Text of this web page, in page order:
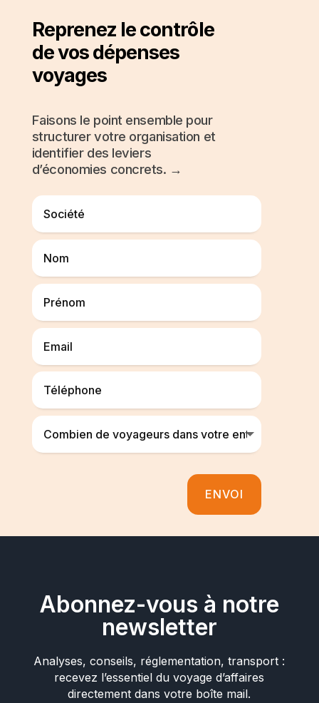
Reprenez le contrôle
de vos dépenses
voyages
Faisons le point ensemble pour
structurer votre organisation et
identifier des leviers
d’économies concrets. →
ENVOI
Abonnez-vous à notre
newsletter
Analyses, conseils, réglementation, transport :
recevez l’essentiel du voyage d’affaires
directement dans votre boîte mail.